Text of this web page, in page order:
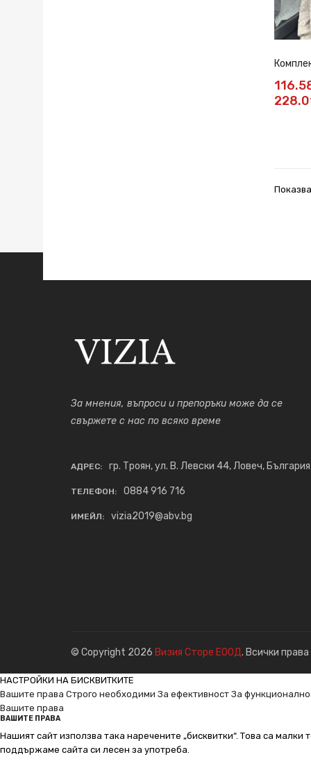
За мнения, въпроси и препоръки може да се
свържете с нас по всяко време
АДРЕС: гр. Троян, ул. В. Левски 44, Ловеч, България
ТЕЛЕФОН: 0884 916 716
ИМЕЙЛ: vizia2019@abv.bg
© Copyright 2026 Визия Сторе ЕООД. Всички
НАСТРОЙКИ НА БИСКВИТКИТЕ
Вашите права Строго необходими За ефективност За
Вашите права
ВАШИТЕ ПРАВА
Нашият сайт използва така наречените „бисквитки“. Това са
поддържаме сайта си лесен за употреба.